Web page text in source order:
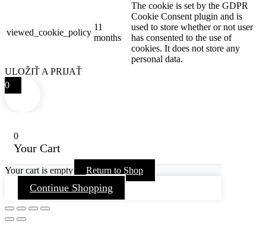
viewed_cookie_policy
11
months
The cookie is set by the GDPR
Cookie Consent plugin and is
used to store whether or not user
has consented to the use of
cookies. It does not store any
personal data.
ULOŽIŤ A PRIJAŤ
0
0
Your Cart
Your cart is empty Return to Shop
Continue Shopping